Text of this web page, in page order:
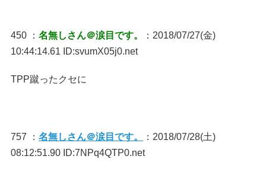
450 ： 名無しさん＠涙目です。
：2018/07/27(金)
10:44:14.61 ID:svumX05j0.net
TPP蹴ったクセに
757 ： 名無しさん＠涙目です。
：2018/07/28(土)
08:12:51.90 ID:7NPq4QTP0.net